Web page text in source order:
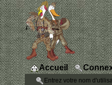
Accueil
Entrez votre nom